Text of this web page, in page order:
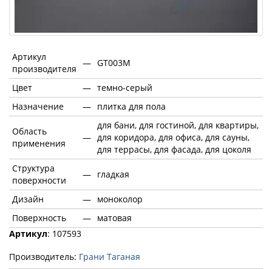
Артикул
производителя
— GT003M
Цвет — темно-серый
Назначение
— плитка для пола
Область
применения
—
для бани, для гостиной, для квартиры,
для коридора, для офиса, для сауны,
для террасы, для фасада, для цоколя
Структура
поверхности
— гладкая
Дизайн — моноколор
Поверхность
— матовая
Артикул: 107593
Производитель: Грани Таганая